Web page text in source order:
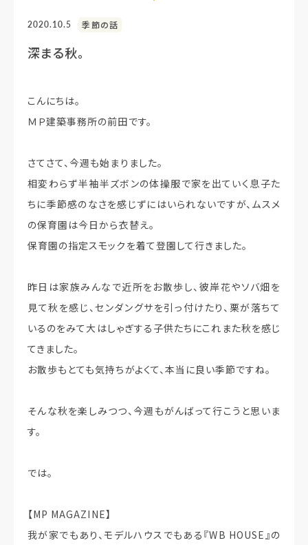
2020.10.5 季節の話
深まる秋。
こんにちは。
ＭＰ建築事務所の前田です。
さてさて、今週も始まりました。
相変わらず半袖半ズボンの体操服で家を出ていく息子た
ちに季節感のなさを感じずにはいられないですが、ムスメ
の保育園は今日から衣替え。
保育園の指定スモックを着て登園して行きました。
昨日は家族みんなで近所をお散歩し、彼岸花やソバ畑を
見て秋を感じ、センダングサを引っ付けたり、栗が落ちて
いるのをみて大はしゃぎする子供たちにこれまた秋を感じ
てきました。
お散歩もとても気持ちがよくて、本当に良い季節ですね。
そんな秋を楽しみつつ、今週もがんばって行こうと思いま
す。
では。
【MP MAGAZINE】
我が家でもあり、モデルハウスでもある『WB HOUSE』の